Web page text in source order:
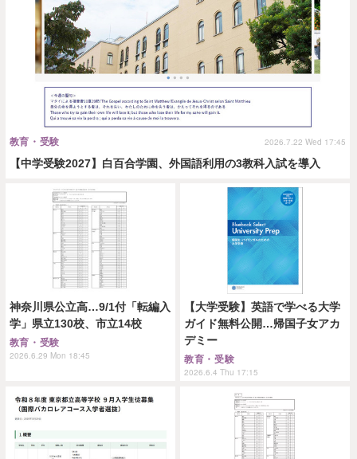
【中学受験2027】白百合学園、外国語利用の3教科入試を導入
教育・受験 2026.7.22 Wed 17:45
神奈川県公立高…9/1付「転編入
学」県立130校、市立14校
教育・受験
2026.6.29 Mon 18:45
【大学受験】英語で学べる大学
ガイド無料公開…帰国子女アカ
デミー
教育・受験
2026.6.4 Thu 17:15